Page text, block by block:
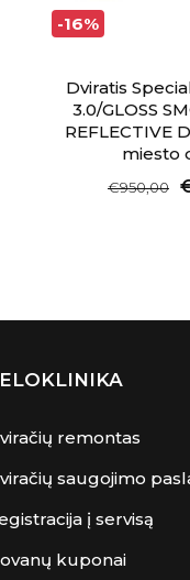
-16%
Dviratis
3.0/GLOSS
REFLECTIVE
miesto
€950,00
remontas
saugojimo
į servisą
kuponai